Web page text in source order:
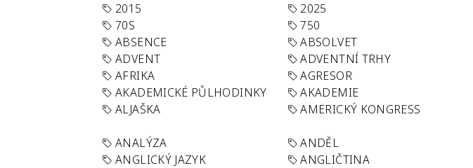
2015
2025
70S
750
ABSENCE
ABSOLVET
ADVENT
ADVENTNÍ TRHY
AFRIKA
AGRESOR
AKADEMICKÉ PŮLHODINKY
AKADEMIE
ALJAŠKA
AMERICKÝ KONGRESS
ANALÝZA ANDĚL
ANGLICKÝ JAZYK
ANGLIČTINA